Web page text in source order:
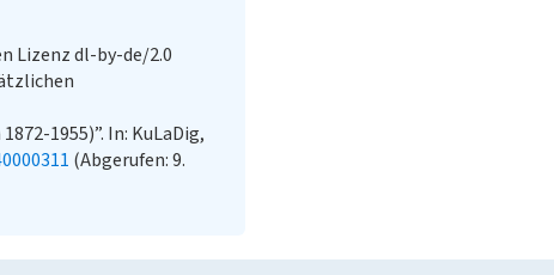
Lizenz dl-by-de/2.0
1955)”. In: KuLaDig,
(Abgerufen: 9.